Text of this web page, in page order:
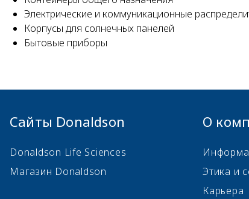
Электрические и коммуникационные
Корпусы для солнечных панелей
Бытовые приборы
Сайты Donaldson
Donaldson Life Sciences
Магазин Donaldson
О
Этика и
Карьера